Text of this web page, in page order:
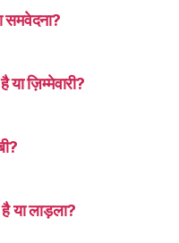
समवेदना?
या ज़िम्मेवारी?
है या लाड़ला?